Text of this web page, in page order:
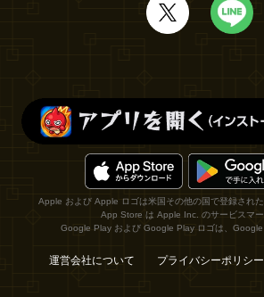
Apple および Apple ロゴは米国その他の国で登録され
App Store は Apple Inc. のサービスマー
Google Play および Google Play ロゴは、Google
運営会社について プライバシーポリシー